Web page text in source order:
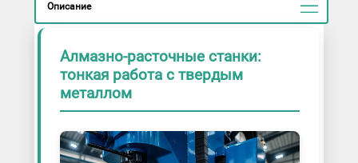
Описание
Алмазно-расточные станки:
тонкая работа с твердым
металлом